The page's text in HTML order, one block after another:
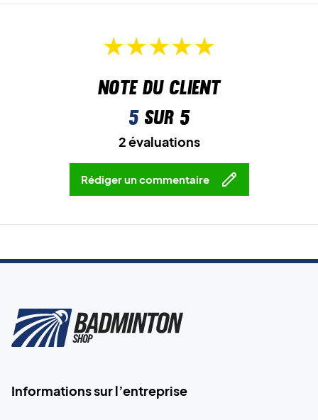
Note du client
5sur 5
2 évaluations
Rédiger un commentaire
Informations sur l’entreprise